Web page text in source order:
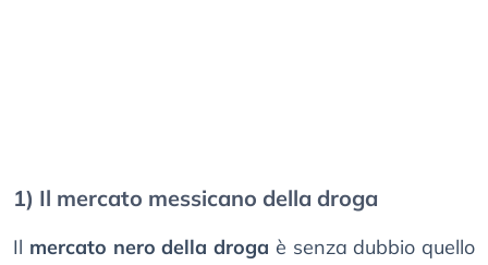
1) Il mercato messicano della droga
Il mercato nero della droga è senza dubbio quello